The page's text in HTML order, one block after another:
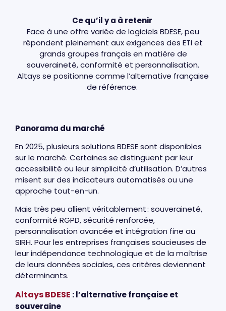
Ce qu’il y a à retenir
Face à une offre variée de logiciels BDESE, peu
répondent pleinement aux exigences des ETI et
grands groupes français en matière de
souveraineté, conformité et personnalisation.
Altays se positionne comme l’alternative française
de référence.
Panorama du marché
En 2025, plusieurs solutions BDESE sont disponibles
sur le marché. Certaines se distinguent par leur
accessibilité ou leur simplicité d’utilisation. D’autres
misent sur des indicateurs automatisés ou une
approche tout-en-un.
Mais très peu allient véritablement : souveraineté,
conformité RGPD, sécurité renforcée,
personnalisation avancée et intégration fine au
SIRH. Pour les entreprises françaises soucieuses de
leur indépendance technologique et de la maîtrise
de leurs données sociales, ces critères deviennent
déterminants.
Altays BDESE : l’alternative française et
souveraine